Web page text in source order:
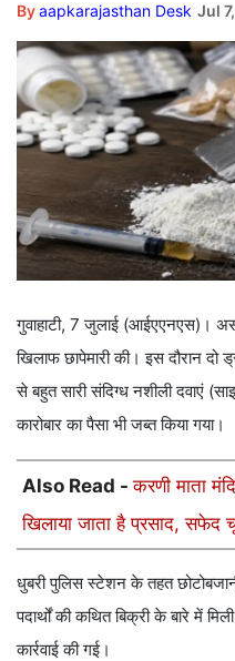
Byaapkarajasthan Desk Jul
गुवाहाटी, 7 जुलाई (आईएएनएस)।
खिलाफ छापेमारी की। इस दौरान
से बहुत सारी संदिग्ध नशीली दवाएं
कारोबार का पैसा भी जब्त किया गया।
Also Read -करणी माता
खिलाया जाता है प्रसाद, सफेद
धुबरी पुलिस स्टेशन के तहत
पदार्थों की कथित बिक्री के बारे में
कार्रवाई की गई।